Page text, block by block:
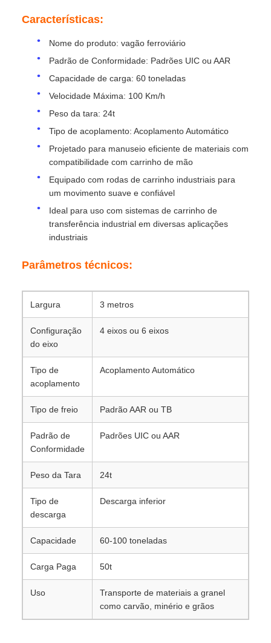
Características:
Nome do produto: vagão ferroviário
Padrão de Conformidade: Padrões UIC ou AAR
Capacidade de carga: 60 toneladas
Velocidade Máxima: 100 Km/h
Peso da tara: 24t
Tipo de acoplamento: Acoplamento Automático
Projetado para manuseio eficiente de materiais com
compatibilidade com carrinho de mão
Equipado com rodas de carrinho industriais para
um movimento suave e confiável
Ideal para uso com sistemas de carrinho de
transferência industrial em diversas aplicações
industriais
Parâmetros técnicos:
Largura 3 metros
Configuração
do eixo
4 eixos ou 6 eixos
Tipo de
acoplamento
Acoplamento Automático
Tipo de freio Padrão AAR ou TB
Padrão de
Conformidade
Padrões UIC ou AAR
Peso da Tara 24t
Tipo de
descarga
Descarga inferior
Capacidade 60-100 toneladas
Carga Paga 50t
Uso
Transporte de materiais a granel
como carvão, minério e grãos